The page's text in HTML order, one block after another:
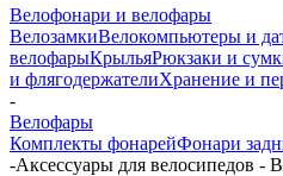
Велофонари и велофары
ВелозамкиВелокомпьютеры и
велофарыКрыльяРюкзаки и
и флягодержателиХранение и
-
Велофары
Комплекты фонарейФонари
-Аксессуары для велосипедов -